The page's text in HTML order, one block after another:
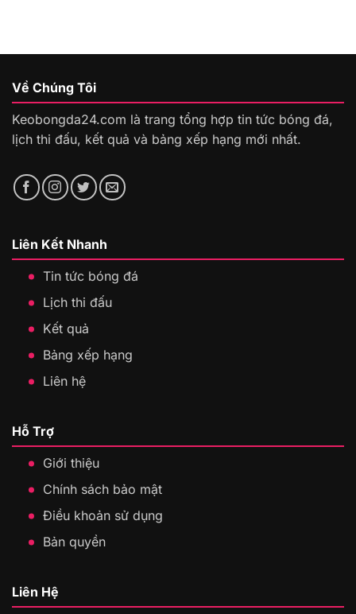
Về Chúng Tôi
Keobongda24.com là trang tổng hợp tin tức bóng đá,
lịch thi đấu, kết quả và bảng xếp hạng mới nhất.
Liên Kết Nhanh
Tin tức bóng đá
Lịch thi đấu
Kết quả
Bảng xếp hạng
Liên hệ
Hỗ Trợ
Giới thiệu
Chính sách bảo mật
Điều khoản sử dụng
Bản quyền
Liên Hệ